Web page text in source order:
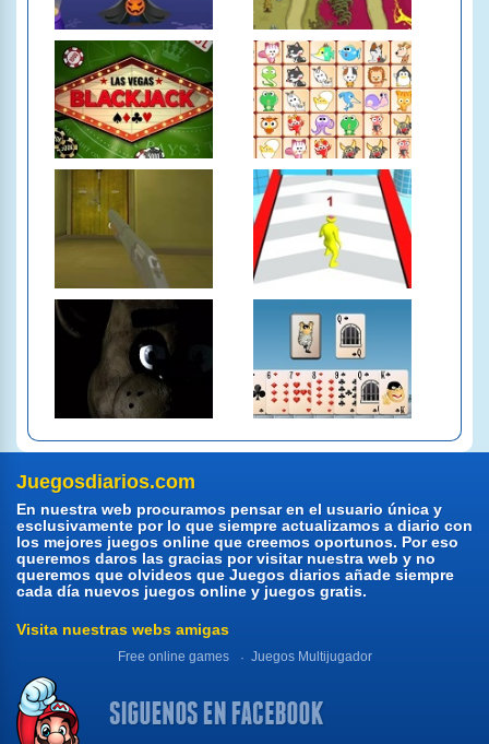
Juegosdiarios.com
En nuestra web procuramos pensar en el usuario única y
esclusivamente por lo que siempre actualizamos a diario con
los mejores juegos online que creemos oportunos. Por eso
queremos daros las gracias por visitar nuestra web y no
queremos que olvideos que Juegos diarios añade siempre
cada día nuevos juegos online y juegos gratis.
Visita nuestras webs amigas
Free online games Juegos Multijugador